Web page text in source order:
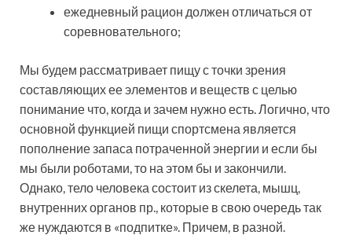
ежедневный рацион должен отличаться от
соревновательного;
Мы будем рассматривает пищу с точки зрения
составляющих ее элементов и веществ с целью
понимание что, когда и зачем нужно есть. Логично, что
основной функцией пищи спортсмена является
пополнение запаса потраченной энергии и если бы
мы были роботами, то на этом бы и закончили.
Однако, тело человека состоит из скелета, мышц,
внутренних органов пр., которые в свою очередь так
же нуждаются в «подпитке». Причем, в разной.